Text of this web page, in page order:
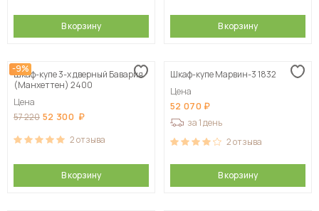
В корзину В корзину
-9%
Шкаф-купе 3-х дверный Бавария
(Манхеттен) 2400
Цена
57 220 52 300
2отзыва
В корзину
Шкаф-купе Марвин-3 1832
Цена
52 070
за 1 день
2отзыва
В корзину